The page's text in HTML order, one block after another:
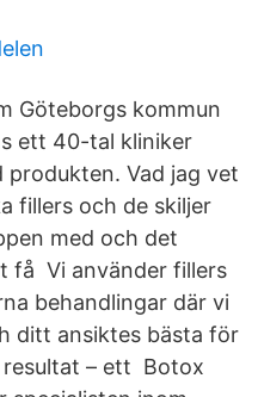
Göteborgs kommun
ett 40-tal kliniker
Vad jag vet
fillers och de skiljer
med och det
få Vi använder fillers
behandlingar där vi
ditt ansiktes bästa för
resultat – ett Botox